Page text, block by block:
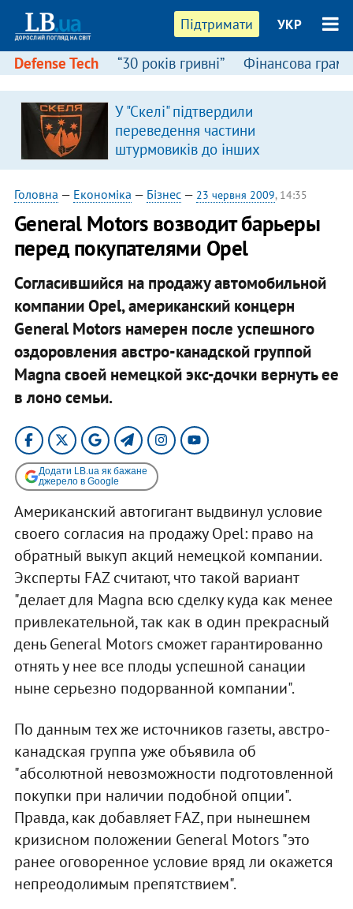
Підтримати УКР
Defense Tech “30 років гривні” Фінансова
У "Скелі" підтвердили
переведення частини
штурмовиків до інших
підрозділів
Головна — Економіка — Бізнес— 23 червня 2009, 14:35
General Motors возводит барьеры
перед покупателями Opel
Согласившийся на продажу автомобильной
компании Opel, американский концерн
General Motors намерен после успешного
оздоровления австро-канадской группой
Magna своей немецкой экс-дочки вернуть ее
в лоно семьи.
Додати LB.ua як бажане
джерело в Google
Aмериканский автогигант выдвинул условие
своего согласия на продажу Opel: право на
обратный выкуп акций немецкой компании.
Эксперты FAZ считают, что такой вариант
"делает для Magna всю сделку куда как менее
привлекательной, так как в один прекрасный
день General Motors сможет гарантированно
отнять у нее все плоды успешной санации
ныне серьезно подорванной компании".
По данным тех же источников газеты, австро-
канадская группа уже объявила об
"абсолютной невозможности подготовленной
покупки при наличии подобной опции".
Правда, как добавляет FAZ, при нынешнем
кризисном положении General Motors "это
ранее оговоренное условие вряд ли окажется
непреодолимым препятствием".